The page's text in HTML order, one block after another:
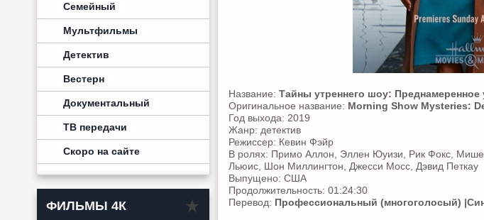
Семейный
Мультфильмы
Детектив
Вестерн
Документальный
ТВ передачи
Скоро на сайте
ФИЛЬМЫ 4К
Название: Тайны утреннего шоу: Преднамеренное
Оригинальное название: Morning Show Mysteries:
Год выхода: 2019
Жанр: детектив
Режиссер: Кевин Фэйр
В ролях: Примо Аллон, Эллен Юуизи, Рик Фокс,
Льюис, Шон Миллингтон, Джесси Мосс, Дэвид Петкау
Выпущено: США
Продолжительность: 01:24:30
Перевод: Профессиональный (многоголосый)